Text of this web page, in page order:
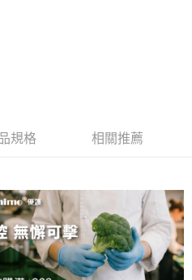
免運費
免運費
規格 相關推薦